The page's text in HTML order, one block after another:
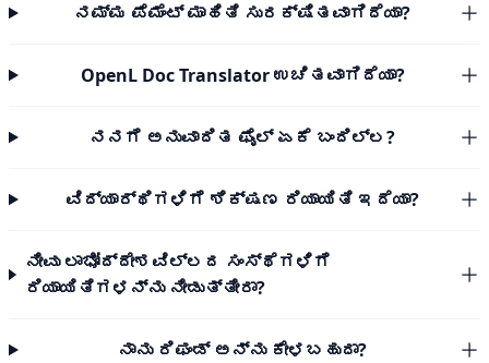
ನಮ್ಮ ಪೆಮೆಂಟ್ ಮಾಹಿತಿ ಸುರಕ್ಷಿತವಾಗಿದೆಯಾ?
OpenL Doc Translator ಉಚಿತವಾಗಿದೆಯಾ?
ನನಗೆ ಅನುವಾದಿತ ಫೈಲ್ ಏಕೆ ಬಂದಿಲ್ಲ?
ವಿದ್ಯಾರ್ಥಿಗಳಿಗೆ ಶಿಕ್ಷಣ ರಿಯಾಯಿತಿ ಇದೆಯಾ?
ನೀವು ಲಾಭೋದ್ದೇಶವಿಲ್ಲದ ಸಂಸ್ಥೆಗಳಿಗೆ
ರಿಯಾಯಿತಿಗಳನ್ನು ನೀಡುತ್ತೀರಾ?
ನಾನು ರಿಫಂಡ್ ಅನ್ನು ಕೇಳಬಹುದಾ?